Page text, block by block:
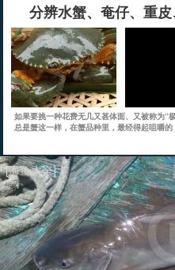
分辨水蟹、奄仔、重
如果要挑一种花费无几又甚体面、又被称为“
总是蟹这一样，在蟹品种里，最经得起咀嚼的
[海鱼大全]